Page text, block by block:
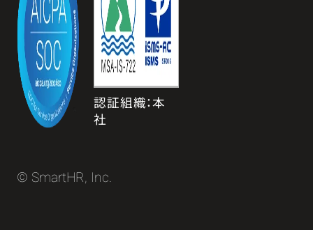
認証組織：本
社
© SmartHR, Inc.